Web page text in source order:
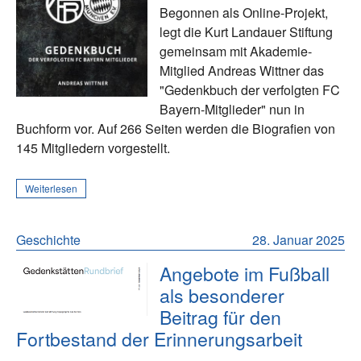
Begonnen als Online-Projekt,
legt die Kurt Landauer Stiftung
gemeinsam mit Akademie-
Mitglied Andreas Wittner das
"Gedenkbuch der verfolgten FC
Bayern-Mitglieder" nun in
Buchform vor. Auf 266 Seiten werden die Biografien von
145 Mitgliedern vorgestellt.
Weiterlesen
28. Januar 2025
Geschichte
Angebote im Fußball
als besonderer
Beitrag für den
Fortbestand der Erinnerungsarbeit